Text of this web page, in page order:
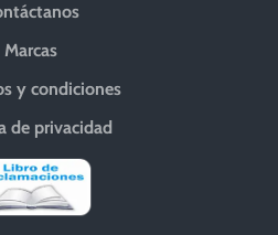
Marcas
y condiciones
de privacidad